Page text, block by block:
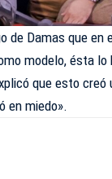
de Damas que en
modelo, ésta
que esto
en miedo».